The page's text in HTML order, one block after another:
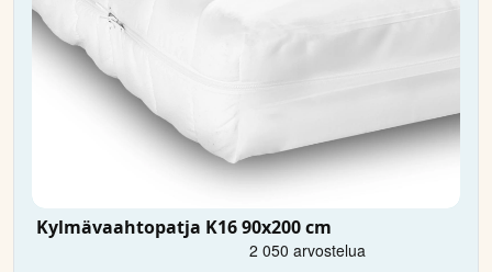
Kylmävaahtopatja K16 90x200 cm